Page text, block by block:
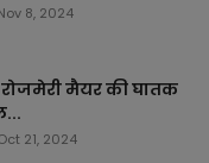
8, 2024
मैयर की घातक
21, 2024